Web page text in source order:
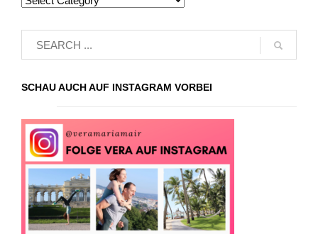
SCHAU AUCH AUF INSTAGRAM VORBEI